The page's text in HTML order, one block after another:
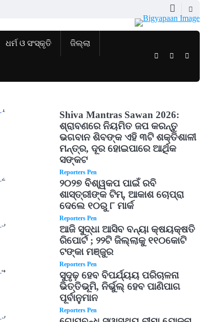
ଧର୍ମ ଓ ସଂସ୍କୃତି ଜିଲ୍ଲା
TwitterFacebook
1
Shiva Mantras Sawan 2026:
ଶ୍ରାବଣରେ ନିୟମିତ ଜପ କରନ୍ତୁ
ଭଗବାନ ଶିବଙ୍କ ଏହି ୩ଟି ଶକ୍ତିଶାଳୀ
ମନ୍ତ୍ର, ଦୂର ହୋଇପାରେ ଆର୍ଥିକ
ସଙ୍କଟ
Reporters Pen
2
୨୦୨୭ ବିଶ୍ୱକପ ପାଇଁ ରବି
ଶାସ୍ତ୍ରୀଙ୍କ ଟିମ୍, ଆକାଶ ଚୋପ୍ରା
ଦେଲେ ୧୦ରୁ ୮ ମାର୍କ
Reporters Pen
3
ଆଜି ସୁଦ୍ଧା ଆସିବ ବନ୍ୟା କ୍ଷୟକ୍ଷତି
ରିପୋର୍ଟ ; ୨୨ଟି ଜିଲ୍ଲାକୁ ୧୧୦କୋଟି
ଟଙ୍କା ମଞ୍ଜୁର
Reporters Pen
4
ସୁଦୃଢ଼ ହେବ ବିପର୍ଯ୍ୟୟ ପରିଚାଳନା
ଭିତ୍ତିଭୂମି, ନିର୍ଭୁଲ୍ ହେବ ପାଣିପାଗ
ପୂର୍ବାନୁମାନ
Reporters Pen
5